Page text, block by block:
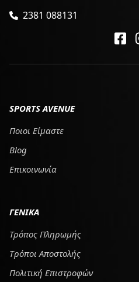
2381 088131
SPORTS AVENUE
Ποιοι Είμαστε
Blog
Επικοινωνία
ΓΕΝΙΚΑ
Τρόπος Πληρωμής
Tρόποι Αποστολής
Πολιτική Επιστροφών